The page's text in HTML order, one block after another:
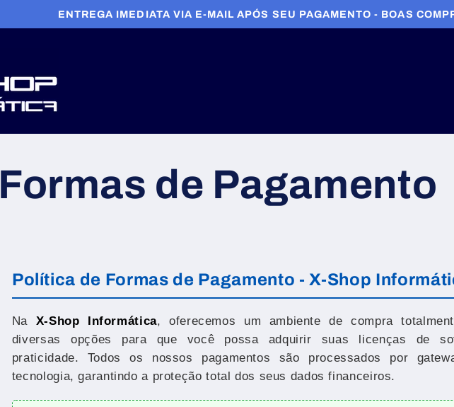
ENTREGA IMEDIATA VIA E-MAIL APÓS SEU PAGAMENTO - BOAS
Formas de Pagamento
Política de Formas de Pagamento - X-Shop
Na X-Shop Informática, oferecemos um ambiente de compra
diversas opções para que você possa adquirir suas licenças de
praticidade. Todos os nossos pagamentos são processados por
tecnologia, garantindo a proteção total dos seus dados financeiros.